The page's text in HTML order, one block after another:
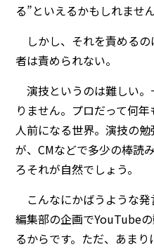
る”といえるかもしれません
しかし、それを責める
者は責められない。
演技というのは難しい
りません。プロだって何
人前になる世界。演技の
が、CMなどで多少の棒読
ろそれが自然でしょう。
こんなにかばうような
編集部の企画でYouTube
るからです。ただ、あま